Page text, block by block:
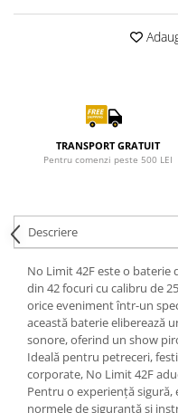
TRANSPORT GRATUIT
Pentru comenzi peste 500 LEI
Descriere
No Limit 42F este o baterie
din 42 focuri cu calibru de
orice eveniment într-un
această baterie eliberează
sonore, oferind un show
Ideală pentru petreceri,
corporate, No Limit 42F
Pentru o experiență
normele de siguranță și